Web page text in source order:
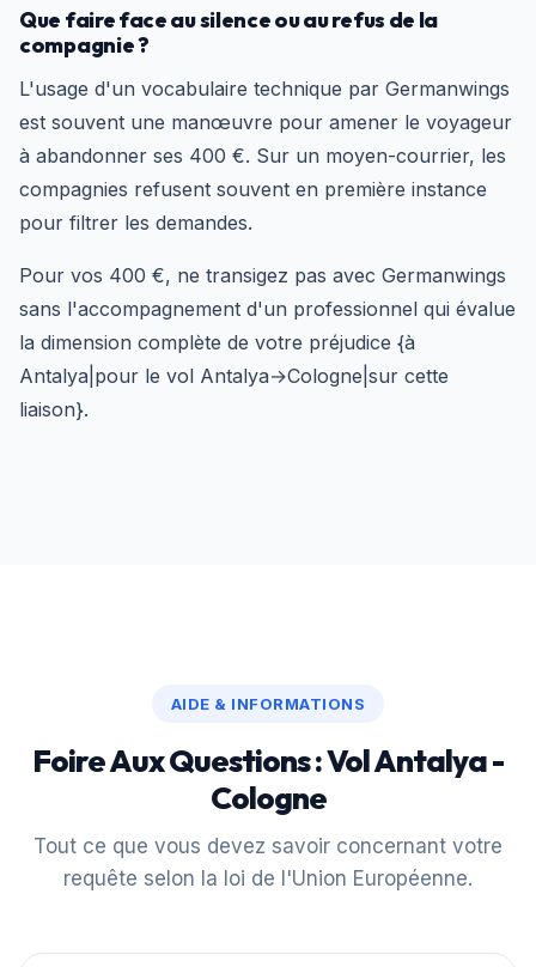
Que faire face au silence ou au refus de la
compagnie ?
L'usage d'un vocabulaire technique par Germanwings
est souvent une manœuvre pour amener le voyageur
à abandonner ses 400 €. Sur un moyen-courrier, les
compagnies refusent souvent en première instance
pour filtrer les demandes.
Pour vos 400 €, ne transigez pas avec Germanwings
sans l'accompagnement d'un professionnel qui évalue
la dimension complète de votre préjudice {à
Antalya|pour le vol Antalya→Cologne|sur cette
liaison}.
AIDE & INFORMATIONS
Foire Aux Questions : Vol Antalya -
Cologne
Tout ce que vous devez savoir concernant votre
requête selon la loi de l'Union Européenne.